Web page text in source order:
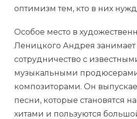
оптимизм тем, кто в них
Особое место в
Леницкого Андрея занимает
сотрудничество с
музыкальными
композиторами. Он
песни, которые становятся
хитами и пользуются